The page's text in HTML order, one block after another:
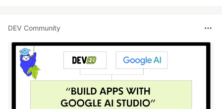
DEV Community